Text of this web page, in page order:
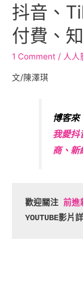
抖音、
付費、
1 Comment / 人人
文/陳澤琪
博客來
我愛
商、新
歡迎關注 前進
YOUTUBE影片